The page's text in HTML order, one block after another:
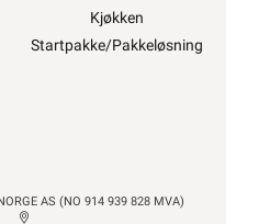
Kjøkken
Startpakke/Pakkeløsning
AS (NO 914 939 828 MVA)